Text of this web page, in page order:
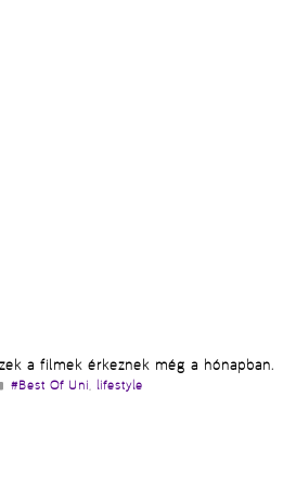
a filmek érkeznek még a hónapban.
Kategória
#Best Of Uni,lifestyle